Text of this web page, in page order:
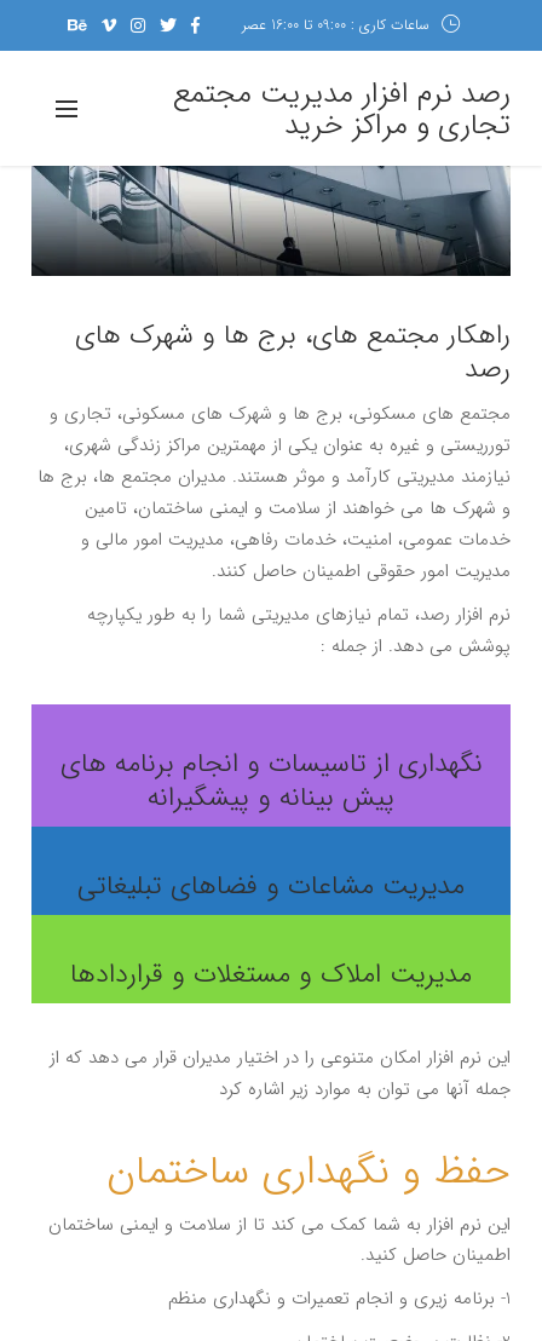
ساعات کاری : 09:00 تا 16:00 عصر
رصد نرم افزار مدیریت مجتمع
تجاری و مراکز خرید
راهکار مجتمع های، برج ها و شهرک های
رصد
مجتمع های مسکونی، برج ها و شهرک های مسکونی، تجاری و
تورریستی و غیره به عنوان یکی از مهمترین مراکز زندگی شهری،
نیازمند مدیریتی کارآمد و موثر هستند. مدیران مجتمع ها، برج ها
و شهرک ها می خواهند از سلامت و ایمنی ساختمان، تامین
خدمات عمومی، امنیت، خدمات رفاهی، مدیریت امور مالی و
مدیریت امور حقوقی اطمینان حاصل کنند.
نرم افزار رصد، تمام نیازهای مدیریتی شما را به طور یکپارچه
پوشش می دهد. از جمله :
نگهداری از تاسیسات و انجام برنامه های
پیش بینانه و پیشگیرانه
مدیریت مشاعات و فضاهای تبلیغاتی
مدیریت املاک و مستغلات و قراردادها
این نرم افزار امکان متنوعی را در اختیار مدیران قرار می دهد که از
جمله آنها می توان به موارد زیر اشاره کرد
حفظ و نگهداری ساختمان
این نرم افزار به شما کمک می کند تا از سلامت و ایمنی ساختمان
اطمینان حاصل کنید.
1- برنامه زیری و انجام تعمیرات و نگهداری منظم